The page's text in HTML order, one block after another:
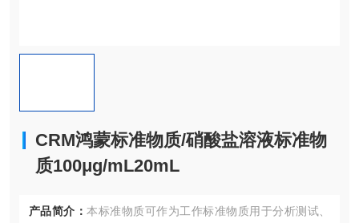
CRM鸿蒙标准物质/硝酸盐溶液标准物
质100μg/mL20mL
产品简介： 本标准物质可作为工作标准物质用于分析测试、